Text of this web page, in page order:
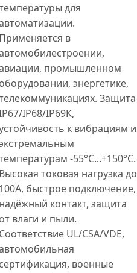
для
Применяется в
промышленном
оборудовании, энергетике,
Защита
IP68/IP69K,
к вибрациям и
-55°C...+150°C.
Высокая токовая нагрузка до
100A, быстрое подключение,
надёжный контакт, защита
от влаги и пыли.
Соответствие UL/CSA/VDE,
сертификация, военные